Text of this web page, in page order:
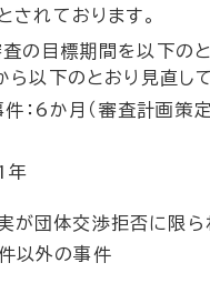
されております。
査の目標期間を以下
以下のとおり見直して
：6か月（審査計画策
年
実が団体交渉拒否に限
以外の事件